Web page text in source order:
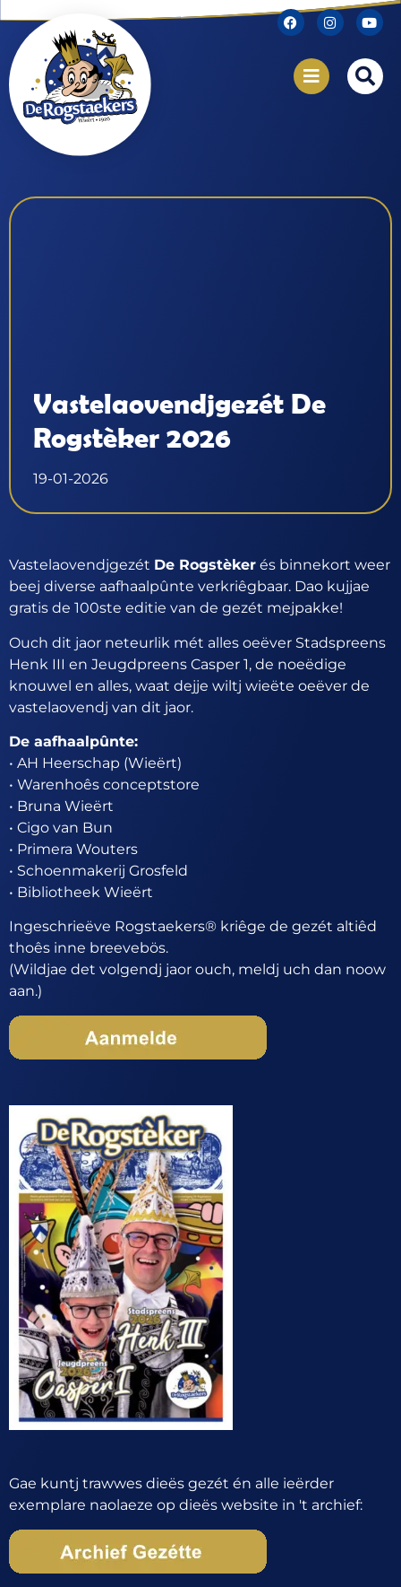
Vastelaovendjgezét De
Rogstèker 2026
19-01-2026
Vastelaovendjgezét De Rogstèker és binnekort weer
beej diverse aafhaalpûnte verkriêgbaar. Dao kujjae
gratis de 100ste editie van de gezét mejpakke!
Ouch dit jaor neteurlik mét alles oeëver Stadspreens
Henk III en Jeugdpreens Casper 1, de noeëdige
knouwel en alles, waat dejje wiltj wieëte oeëver de
vastelaovendj van dit jaor.
De aafhaalpûnte:
• AH Heerschap (Wieërt)
• Warenhoês conceptstore
• Bruna Wieërt
• Cigo van Bun
• Primera Wouters
• Schoenmakerij Grosfeld
• Bibliotheek Wieërt
Ingeschrieëve Rogstaekers® kriêge de gezét altiêd
thoês inne breevebös.
(Wildjae det volgendj jaor ouch, meldj uch dan noow
aan.)
Gae kuntj trawwes dieës gezét én alle ieërder
exemplare naolaeze op dieës website in 't archief: